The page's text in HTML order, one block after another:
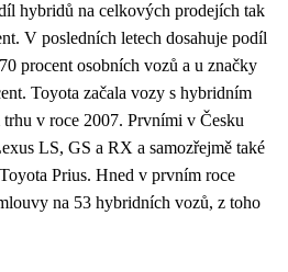
hybridů na celkových prodejích tak
V posledních letech dosahuje podíl
procent osobních vozů a u značky
Toyota začala vozy s hybridním
trhu v roce 2007. Prvními v Česku
LS, GS a RX a samozřejmě také
Prius. Hned v prvním roce
na 53 hybridních vozů, z toho